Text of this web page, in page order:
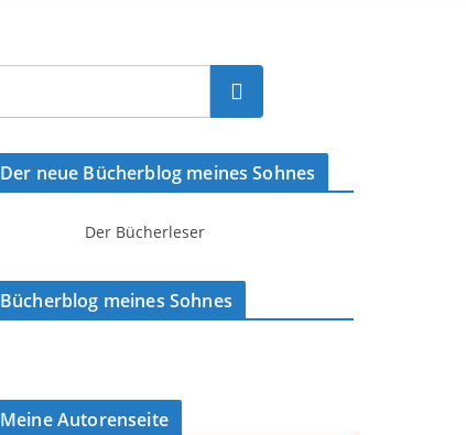
Suchen
Der neue Bücherblog meines Sohnes
Der Bücherleser
Bücherblog meines Sohnes
Meine Autorenseite